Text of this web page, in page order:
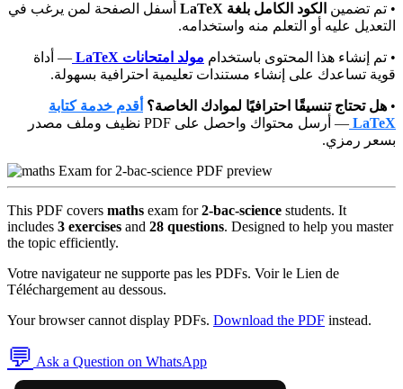
• تم تضمين الكود الكامل بلغة LaTeX
أسفل الصفحة لمن يرغب في
التعديل عليه أو التعلم منه واستخدامه.
• تم إنشاء هذا المحتوى باستخدام مولد امتحانات LaTeX
— أداة
قوية تساعدك على إنشاء مستندات تعليمية احترافية بسهولة.
• هل تحتاج تنسيقًا احترافيًا لموادك الخاصة؟ أقدم خدمة كتابة
LaTeX
— أرسل محتواك واحصل على PDF نظيف وملف مصدر
بسعر رمزي.
This PDF covers maths exam for2-bac-science students. It
includes 3 exercises and 28 questions. Designed to help you master
the topic efficiently.
Votre navigateur ne supporte pas les PDFs. Voir le Lien de
Téléchargement au dessous.
Your browser cannot display PDFs. Download the PDF instead.
💬 Ask a Question on WhatsApp